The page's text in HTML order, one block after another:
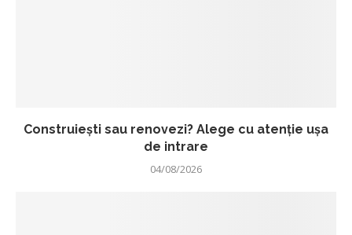
Construiești sau renovezi? Alege cu atenție ușa
de intrare
04/08/2026